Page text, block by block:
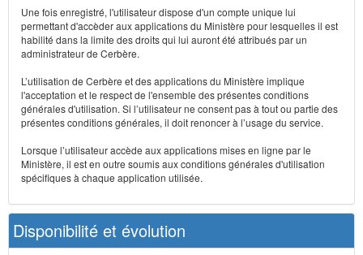
Une fois enregistré, l'utilisateur dispose d'un compte unique lui
permettant d'accèder aux applications du Ministère pour lesquelles il est
habilité dans la limite des droits qui lui auront été attribués par un
administrateur de Cerbère.
L’utilisation de Cerbère et des applications du Ministère implique
l'acceptation et le respect de l'ensemble des présentes conditions
générales d'utilisation. Si l’utilisateur ne consent pas à tout ou partie des
présentes conditions générales, il doit renoncer à l’usage du service.
Lorsque l’utilisateur accède aux applications mises en ligne par le
Ministère, il est en outre soumis aux conditions générales d'utilisation
spécifiques à chaque application utilisée.
Disponibilité et évolution